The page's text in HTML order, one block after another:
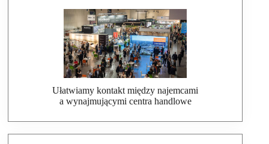
Ułatwiamy kontakt między najemcami
a wynajmującymi centra handlowe